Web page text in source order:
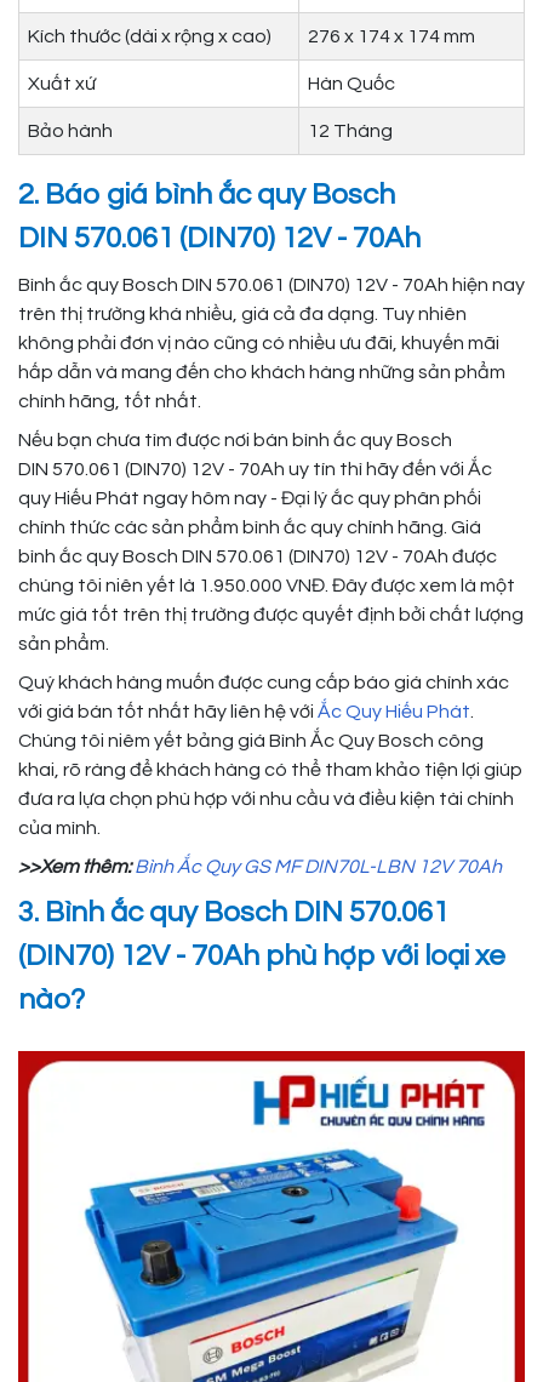
Kích thước (dài x rộng x cao) 276 x 174 x 174 mm
Xuất xứ Hàn Quốc
Bảo hành 12 Tháng
2. Báo giá bình ắc quy Bosch
DIN 570.061 (DIN70) 12V - 70Ah
Bình ắc quy Bosch DIN 570.061 (DIN70) 12V - 70Ah hiện nay
trên thị trường khá nhiều, giá cả đa dạng. Tuy nhiên
không phải đơn vị nào cũng có nhiều ưu đãi, khuyến mãi
hấp dẫn và mang đến cho khách hàng những sản phẩm
chính hãng, tốt nhất.
Nếu bạn chưa tìm được nơi bán bình ắc quy Bosch
DIN 570.061 (DIN70) 12V - 70Ah uy tín thì hãy đến với Ắc
quy Hiếu Phát ngay hôm nay - Đại lý ắc quy phân phối
chính thức các sản phẩm bình ắc quy chính hãng. Giá
bình ắc quy Bosch DIN 570.061 (DIN70) 12V - 70Ah được
chúng tôi niên yết là 1.950.000 VNĐ. Đây được xem là một
mức giá tốt trên thị trường được quyết định bởi chất lượng
sản phẩm.
Quý khách hàng muốn được cung cấp báo giá chính xác
với giá bán tốt nhất hãy liên hệ với Ắc Quy Hiếu Phát.
Chúng tôi niêm yết bảng giá Bình Ắc Quy Bosch công
khai, rõ ràng để khách hàng có thể tham khảo tiện lợi giúp
đưa ra lựa chọn phù hợp với nhu cầu và điều kiện tài chính
của mình.
>>Xem thêm:Bình Ắc Quy GS MF DIN70L-LBN 12V 70Ah
3. Bình ắc quy Bosch DIN 570.061
(DIN70) 12V - 70Ah phù hợp với loại xe
nào?